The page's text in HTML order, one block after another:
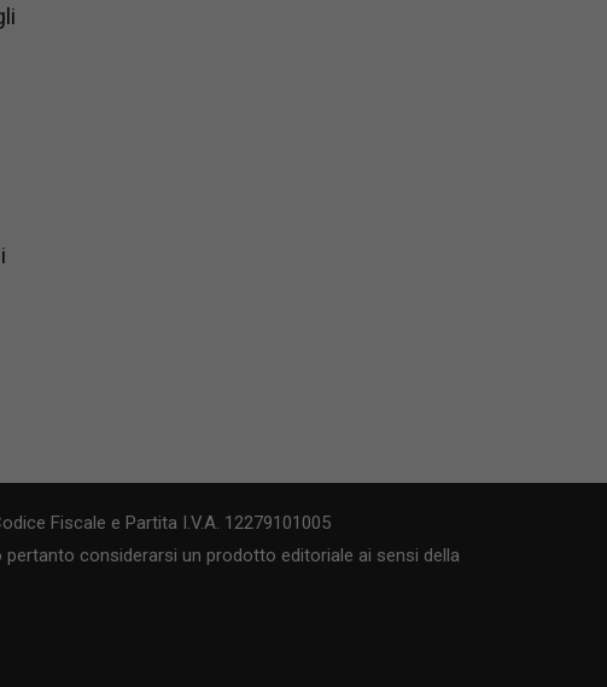
Fiscale e Partita I.V.A. 12279101005
considerarsi un prodotto editoriale ai sensi della